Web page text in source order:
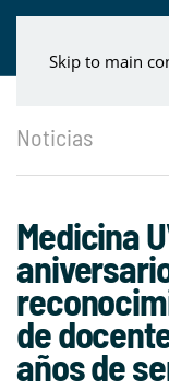
Skip to main
Noticias
Medicina
de
años de